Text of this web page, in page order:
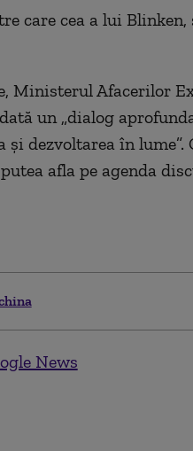
care cea a lui
Ministerul Afacerilor
un „dialog
dezvoltarea în lume”.
afla pe agenda
News